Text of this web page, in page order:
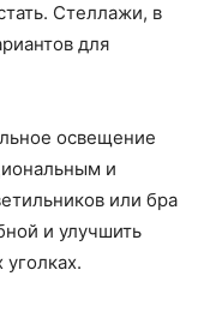
Стеллажи, в
для
освещение
и
или бра
и улучшить